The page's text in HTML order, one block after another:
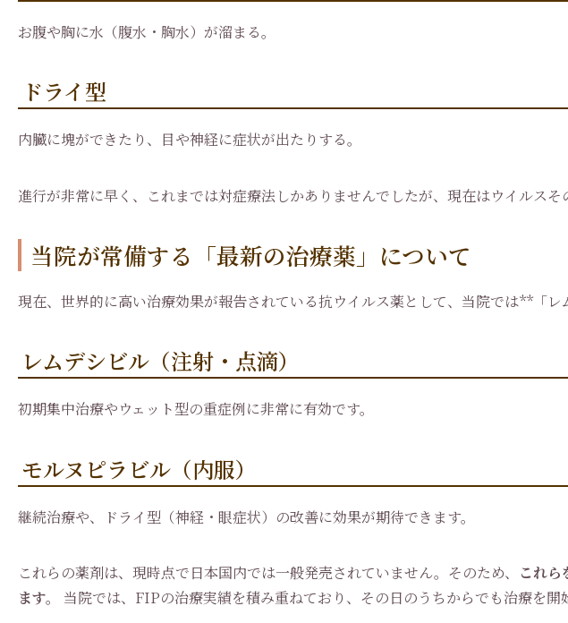
お腹や胸に水（腹水・胸水）が溜まる。
ドライ型
内臓に塊ができたり、目や神経に症状が出たりする。
進行が非常に早く、これまでは対症療法しかありませんでしたが、現在はウイルスそ
当院が常備する「最新の治療薬」について
現在、世界的に高い治療効果が報告されている抗ウイルス薬として、当院では**「
レムデシビル（注射・点滴）
初期集中治療やウェット型の重症例に非常に有効です。
モルヌピラビル（内服）
継続治療や、ドライ型（神経・眼症状）の改善に効果が期待できます。
これらの薬剤は、現時点で日本国内では一般発売されていません。そのため、
これ
ます。
当院では、FIPの治療実績を積み重ねており、その日のうちからでも治療を開